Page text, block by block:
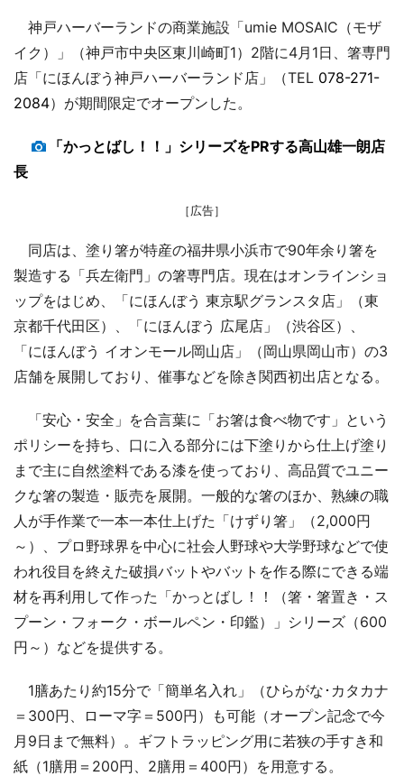
神戸ハーバーランドの商業施設「umie MOSAIC（モザ
イク）」（神戸市中央区東川崎町1）2階に4月1日、箸専門
店「にほんぼう神戸ハーバーランド店」（TEL 078-271-
2084）が期間限定でオープンした。
「かっとばし！！」シリーズをPRする高山雄一朗店
長
［広告］
同店は、塗り箸が特産の福井県小浜市で90年余り箸を
製造する「兵左衛門」の箸専門店。現在はオンラインショ
ップをはじめ、「にほんぼう 東京駅グランスタ店」（東
京都千代田区）、「にほんぼう 広尾店」（渋谷区）、
「にほんぼう イオンモール岡山店」（岡山県岡山市）の3
店舗を展開しており、催事などを除き関西初出店となる。
「安心・安全」を合言葉に「お箸は食べ物です」という
ポリシーを持ち、口に入る部分には下塗りから仕上げ塗り
まで主に自然塗料である漆を使っており、高品質でユニー
クな箸の製造・販売を展開。一般的な箸のほか、熟練の職
人が手作業で一本一本仕上げた「けずり箸」（2,000円
～）、プロ野球界を中心に社会人野球や大学野球などで使
われ役目を終えた破損バットやバットを作る際にできる端
材を再利用して作った「かっとばし！！（箸・箸置き・ス
プーン・フォーク・ボールペン・印鑑）」シリーズ（600
円～）などを提供する。
1膳あたり約15分で「簡単名入れ」（ひらがな･カタカナ
＝300円、ローマ字＝500円）も可能（オープン記念で今
月9日まで無料）。ギフトラッピング用に若狭の手すき和
紙（1膳用＝200円、2膳用＝400円）を用意する。